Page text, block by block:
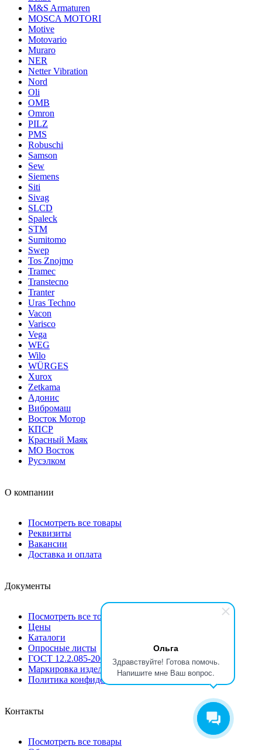
Ольга
Здравствуйте! Готова помочь.
Напишите мне Ваш вопрос.
M&S Armaturen
MOSCA MOTORI
Motive
Motovario
Muraro
NER
Netter Vibration
Nord
Oli
OMB
Omron
PILZ
PMS
Robuschi
Samson
Sew
Siemens
Siti
Sivag
SLCD
Spaleck
STM
Sumitomo
Swep
Tos Znojmo
Tramec
Transtecno
Tranter
Uras Techno
Vacon
Varisco
Vega
WEG
Wilo
WÜRGES
Xurox
Zetkama
Адонис
Вибромаш
Восток Мотор
КПСР
Красный Маяк
МО Восток
Русэлком
О компании
Посмотреть все товары
Реквизиты
Вакансии
Доставка и оплата
Документы
Посмотреть все товары
Цены
Каталоги
Опросные листы
ГОСТ 12.2.085-2002
Маркировка изделий
Политика конфиденциальности
Контакты
Посмотреть все товары